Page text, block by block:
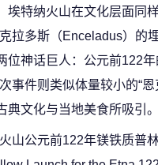
埃特纳火山在文化层面同
拉多斯（Enceladus）的
位神话巨人：公元前122
事件则类似体量较小的“
典文化与当地美食所吸引
山公元前122年镁铁质普